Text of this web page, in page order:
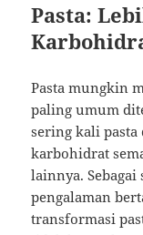
Pasta:
Pasta mungkin
paling umum
sering kali pasta
karbohidrat
lainnya.
pengalaman
transformasi